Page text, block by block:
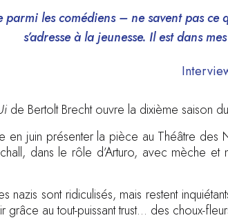
parmi les comédiens – ne savent pas ce
s’adresse à la jeunesse. Il est dans
de Bertolt Brecht ouvre la dixième saison
en juin présenter la pièce au Théâtre des
dans le rôle d’Arturo, avec mèche
sont ridiculisés, mais restent
au tout-puissant trust… des choux-